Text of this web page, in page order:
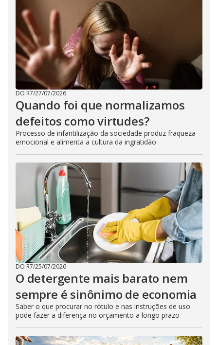
DO R7/27/07/2026
Quando foi que normalizamos
defeitos como virtudes?
Processo de infantilização da sociedade produz fraqueza
emocional e alimenta a cultura da ingratidão
DO R7/25/07/2026
O detergente mais barato nem
sempre é sinônimo de economia
Saber o que procurar no rótulo e nas instruções de uso
pode fazer a diferença no orçamento a longo prazo